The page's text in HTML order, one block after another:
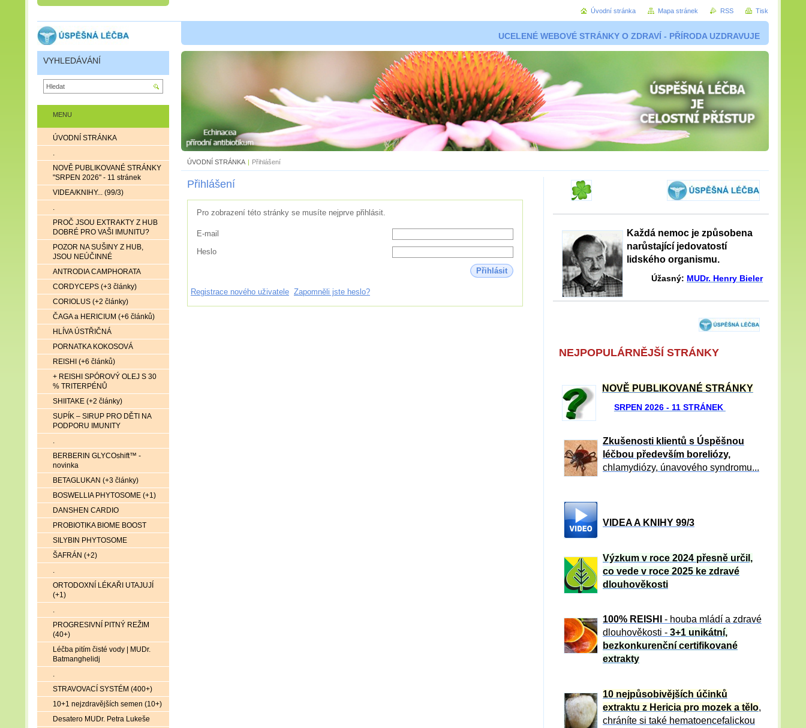
UCELENÉ WEBOVÉ STRÁNKY O ZDRAVÍ - PŘÍRODA UZDRAVUJE
ÚVODNÍ STRÁNKA | Přihlášení
Přihlášení
Pro zobrazení této stránky se musíte nejprve přihlásit.
E-mail
Heslo
Přihlásit
Registrace nového uživatele Zapomněli jste heslo?
Každá nemoc je způsobena
narůstající jedovatostí
lidského organismu.
Úžasný: MUDr. Henry Bieler
NEJPOPULÁRNĚJŠÍ STRÁNKY
NOVĚ PUBLIKOVANÉ STRÁNKY
SRPEN 2026 - 11 STRÁNEK
Zkušenosti klientů s Úspěšnou
léčbou především boreliózy,
chlamydiózy, únavového syndromu...
VIDEA A KNIHY 99/3
Výzkum v roce 2024 přesně určil,
co vede v roce 2025 ke zdravé
dlouhověkosti
100% REISHI
- houba mládí a zdravé
dlouhověkosti - 3+1 unikátní,
bezkonkurenční certifikované
extrakty
10 nejpůsobivějších účinků
extraktu z Hericia pro mozek a tělo,
chráníte si také hematoencefalickou
MENU
ÚVODNÍ STRÁNKA
.
NOVĚ PUBLIKOVANÉ STRÁNKY
"SRPEN 2026" - 11 stránek
VIDEA/KNIHY... (99/3)
.
PROČ JSOU EXTRAKTY Z HUB
DOBRÉ PRO VAŠI IMUNITU?
POZOR NA SUŠINY Z HUB,
JSOU NEÚČINNÉ
ANTRODIA CAMPHORATA
CORDYCEPS (+3 články)
CORIOLUS (+2 články)
ČAGA a HERICIUM (+6 článků)
HLÍVA ÚSTŘIČNÁ
PORNATKA KOKOSOVÁ
REISHI (+6 článků)
+ REISHI SPÓROVÝ OLEJ S 30
% TRITERPÉNŮ
SHIITAKE (+2 články)
SUPÍK – SIRUP PRO DĚTI NA
PODPORU IMUNITY
.
BERBERIN GLYCOshift™ -
novinka
BETAGLUKAN (+3 články)
BOSWELLIA PHYTOSOME (+1)
DANSHEN CARDIO
PROBIOTIKA BIOME BOOST
SILYBIN PHYTOSOME
ŠAFRÁN (+2)
.
ORTODOXNÍ LÉKAŘI UTAJUJÍ
(+1)
.
PROGRESIVNÍ PITNÝ REŽIM
(40+)
Léčba pitím čisté vody | MUDr.
Batmanghelidj
.
STRAVOVACÍ SYSTÉM (400+)
10+1 nejzdravějších semen (10+)
Desatero MUDr. Petra Lukeše
VYHLEDÁVÁNÍ
Úvodní stránka Mapa stránek RSS Tisk